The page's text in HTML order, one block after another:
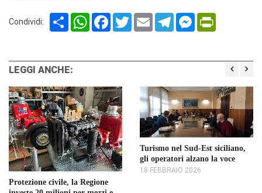
Condividi: Share WhatsAppFacebook
TwitterEmail TelegramMessenger
LEGGI ANCHE:
Protezione civile, la Regione
Turismo nel Sud-Est siciliano,
gli operatori alzano la voce
18 FEBBRAIO 2026